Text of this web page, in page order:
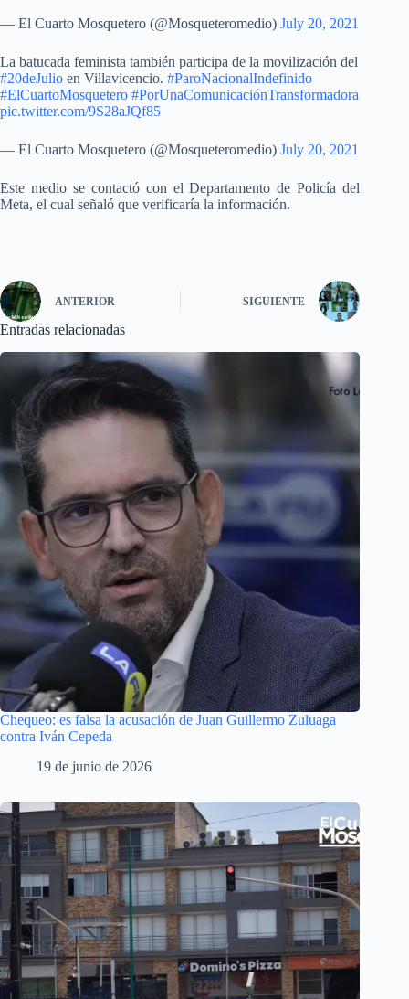
— El Cuarto Mosquetero (@Mosqueteromedio) July 20, 2021
La batucada feminista también participa de la movilización del
#20deJulio en Villavicencio. #ParoNacionalIndefinido
#ElCuartoMosquetero #PorUnaComunicaciónTransformadora
pic.twitter.com/9S28aJQf85
— El Cuarto Mosquetero (@Mosqueteromedio) July 20, 2021
Este medio se contactó con el Departamento de Policía del
Meta, el cual señaló que verificaría la información.
ANTERIOR SIGUIENTE
Entradas relacionadas
Chequeo: es falsa la acusación de Juan Guillermo Zuluaga
contra Iván Cepeda
19 de junio de 2026